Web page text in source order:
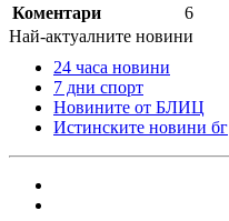
Коментари
6
Най-актуалните новини
24 часа новини
7 дни спорт
Новините от БЛИЦ
Истинските новини бг